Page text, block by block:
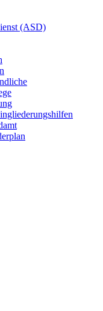
(ASD)